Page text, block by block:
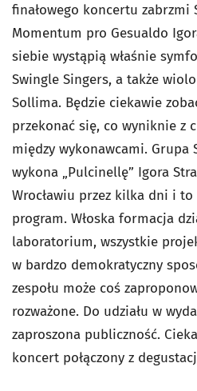
finałowego koncertu
Momentum pro Gesualdo
siebie wystąpią właśnie
Swingle Singers, a także
Sollima. Będzie ciekawie
przekonać się, co wyniknie z
między wykonawcami.
wykona „Pulcinellę” Igora
Wrocławiu przez kilka dni i
program. Włoska formacja
laboratorium, wszystkie
w bardzo demokratyczny
zespołu może coś
rozważone. Do udziału w
zaproszona publiczność.
koncert połączony z